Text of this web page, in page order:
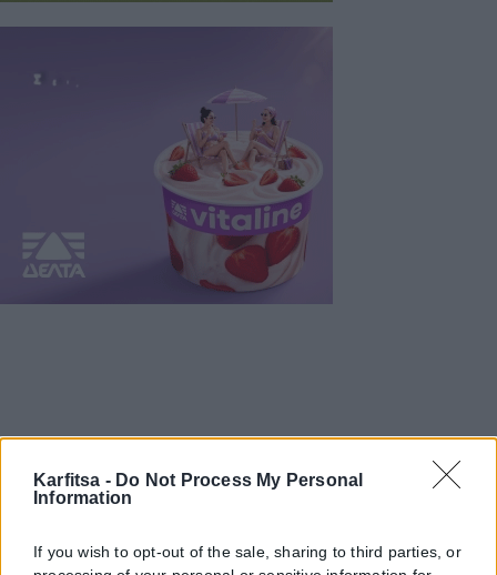
Karfitsa - Do Not Process My Personal
Information
If you wish to opt-out of the sale, sharing to third parties, or